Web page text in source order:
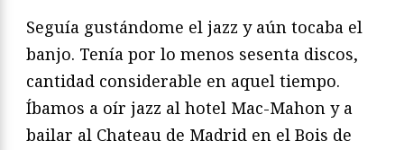
Seguía gustándome el jazz y aún tocaba el
banjo. Tenía por lo menos sesenta discos,
cantidad considerable en aquel tiempo.
Íbamos a oír jazz al hotel Mac-Mahon y a
bailar al Chateau de Madrid en el Bois de